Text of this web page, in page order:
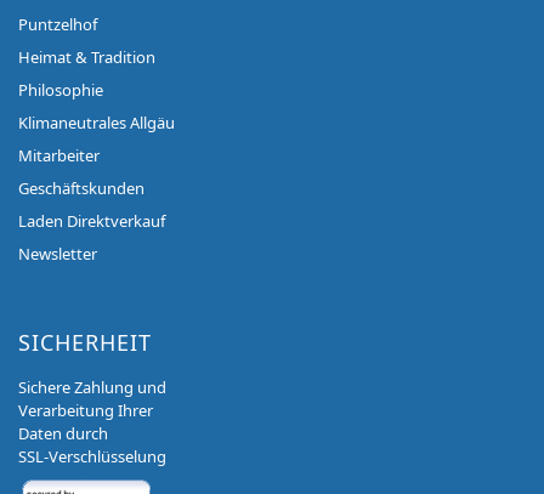
Puntzelhof
Heimat & Tradition
Philosophie
Klimaneutrales Allgäu
Mitarbeiter
Geschäftskunden
Laden Direktverkauf
Newsletter
SICHERHEIT
Sichere Zahlung und
Verarbeitung Ihrer
Daten durch
SSL-Verschlüsselung